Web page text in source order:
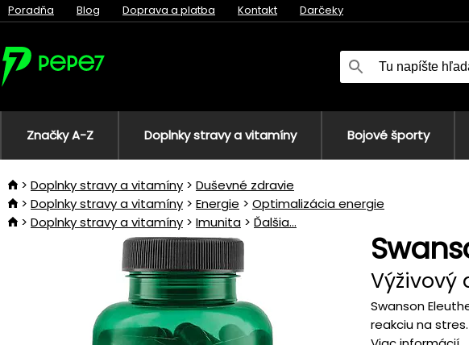
Poradňa Blog Doprava a platba Kontakt Darčeky
Značky A-Z Doplnky stravy a vitamíny Bojové športy
Doplnky stravy a vitamíny
Duševné zdravie
Doplnky stravy a vitamíny
Energie
Optimalizácia energie
Doplnky stravy a vitamíny
Imunita Ďalšia...
Výživový
Swanson
reakciu na